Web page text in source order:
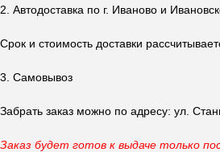
2. Автодоставка по г. Иваново и
Срок и стоимость доставки
3. Самовывоз
Забрать заказ можно по адресу: ул.
Заказ будет готов к выдаче только